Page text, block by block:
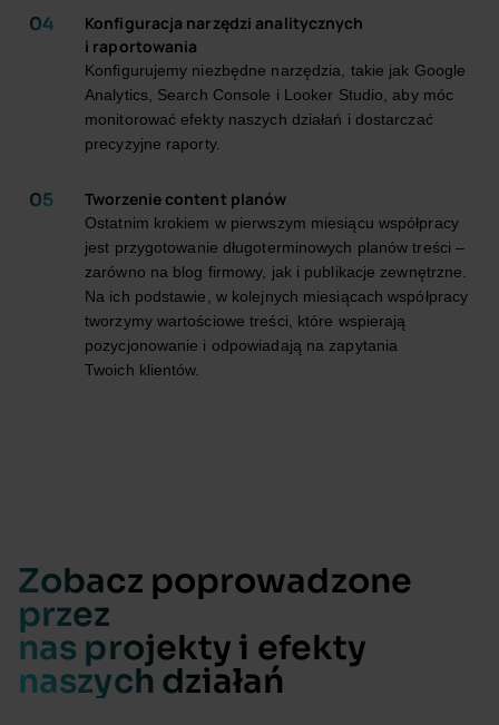
Konfiguracja narzędzi analitycznych
i raportowania
Konfigurujemy niezbędne narzędzia, takie jak Google
Analytics, Search Console i Looker Studio, aby móc
monitorować efekty naszych działań i dostarczać
precyzyjne raporty.
Tworzenie content planów
Ostatnim krokiem w pierwszym miesiącu współpracy
jest przygotowanie długoterminowych planów treści –
zarówno na blog firmowy, jak i publikacje zewnętrzne.
Na ich podstawie, w kolejnych miesiącach współpracy
tworzymy wartościowe treści, które wspierają
pozycjonowanie i odpowiadają na zapytania
Twoich klientów.
Zobacz poprowadzone
przez
nas projekty i efekty
naszych działań